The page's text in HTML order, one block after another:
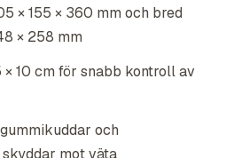
× 155 × 360 mm och bred
× 258 mm
10 cm för snabb kontroll av
och
mot väta